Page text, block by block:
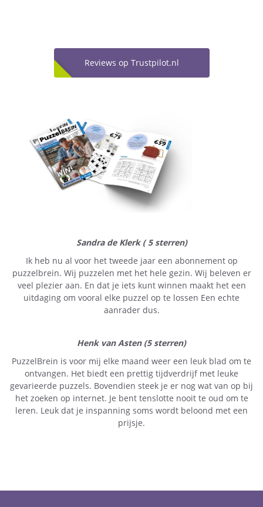
Reviews op Trustpilot.nl
Sandra de Klerk ( 5 sterren)
Ik heb nu al voor het tweede jaar een abonnement op
puzzelbrein. Wij puzzelen met het hele gezin. Wij beleven er
veel plezier aan. En dat je iets kunt winnen maakt het een
uitdaging om vooral elke puzzel op te lossen Een echte
aanrader dus.
Henk van Asten (5 sterren)
PuzzelBrein is voor mij elke maand weer een leuk blad om te
ontvangen. Het biedt een prettig tijdverdrijf met leuke
gevarieerde puzzels. Bovendien steek je er nog wat van op bij
het zoeken op internet. Je bent tenslotte nooit te oud om te
leren. Leuk dat je inspanning soms wordt beloond met een
prijsje.